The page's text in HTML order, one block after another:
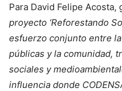
Para David Felipe Acosta,
proyecto ‘Reforestando
esfuerzo conjunto entre
públicas y la comunidad,
sociales y
influencia donde